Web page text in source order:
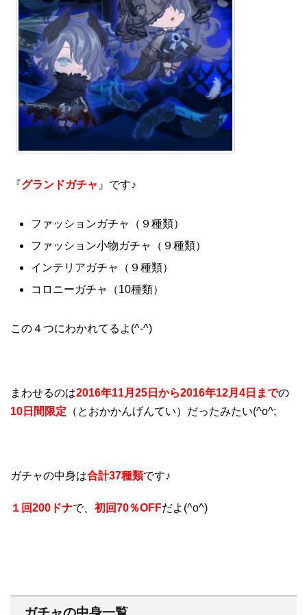
『グランドガチャ 』です♪
ファッションガチャ（９種類）
ファッション小物ガチャ（９種類）
インテリアガチャ（９種類）
コロニーガチャ（10種類）
この４つにわかれてるよ(^-^)
まわせるのは2016年11月25日から2016年12月4日までの
10日間限定 （とおかかんげんてい）だったみたい(^o^;
ガチャの中身は合計37種類です♪
１回200ドナで、 初回70％OFFだよ(^o^)